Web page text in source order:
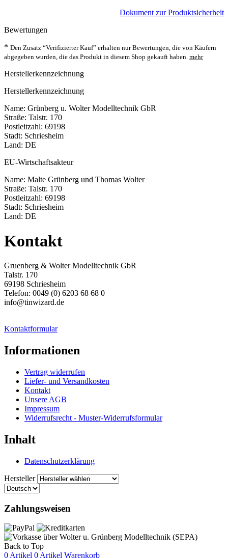
Dokument zur Produktsicherheit
Bewertungen
* Den Zusatz “Verifizierter Kauf” erhalten nur Bewertungen, die von Käufern
abgegeben wurden, die das Produkt in diesem Shop gekauft haben. mehr
Herstellerkennzeichnung
Herstellerkennzeichnung
Name: Grünberg u. Wolter Modelltechnik GbR
Straße: Talstr. 170
Postleitzahl: 69198
Stadt: Schriesheim
Land: DE
EU-Wirtschaftsakteur
Name: Malte Grünberg und Thomas Wolter
Straße: Talstr. 170
Postleitzahl: 69198
Stadt: Schriesheim
Land: DE
Kontakt
Gruenberg & Wolter Modelltechnik GbR
Talstr. 170
69198 Schriesheim
Telefon: 0049 (0) 6203 68 68 0
info@tinwizard.de
Kontaktformular
Informationen
Vertrag widerrufen
Liefer- und Versandkosten
Kontakt
Unsere AGB
Impressum
Widerrufsrecht - Muster-Widerrufsformular
Inhalt
Datenschutzerklärung
Hersteller
Zahlungsweisen
Back to Top
0 Artikel 0 Artikel Warenkorb